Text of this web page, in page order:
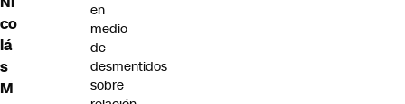
co
lá
s
M
en
medio
de
desmentidos
sobre